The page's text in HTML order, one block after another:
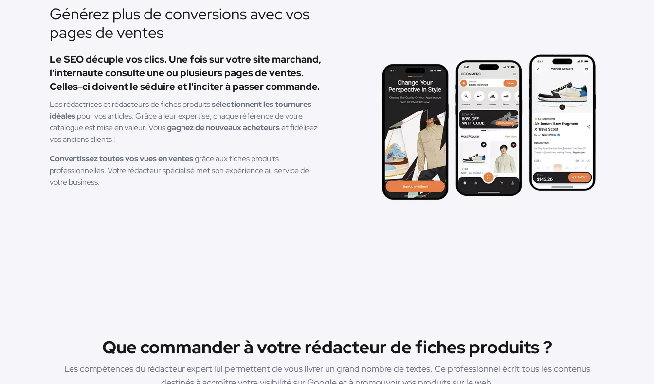
Générez plus de conversions avec vos
pages de ventes
Le SEO décuple vos clics. Une fois sur votre site marchand,
l'internaute consulte une ou plusieurs pages de ventes.
Celles-ci doivent le séduire et l'inciter à passer commande.
Les rédactrices et rédacteurs de fiches produitssélectionnent les tournures
idéalespour vos articles. Grâce à leur expertise, chaque référence de votre
catalogue est mise en valeur. Vousgagnez de nouveaux acheteurset fidélisez
vos anciens clients !
Convertissez toutes vos vues en ventesgrâce aux fiches produits
professionnelles. Votre rédacteur spécialisé met son expérience au service de
votre business.
Que commander à votre rédacteur de fiches produits ?
Les compétences du rédacteur expert lui permettent de vous livrer un grand nombre de textes. Ce professionnel écrit tous les contenus